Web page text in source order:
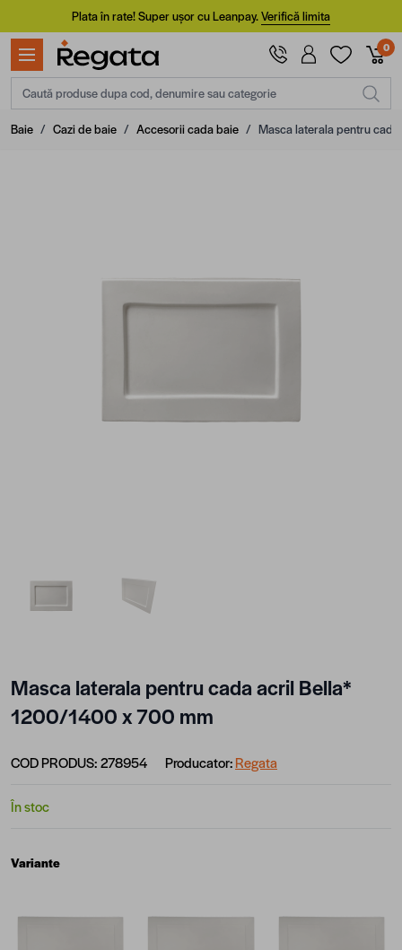
Mergi la ConținutPlata în rate! Super ușor cu Leanpay.Verifică limita
0
Caută produse dupa cod, denumire sau categorie
Baie / Cazi de baie / Accesorii cada baie / Masca laterala pentru
Masca laterala pentru cada acril Bella*
1200/1400 x 700 mm
COD PRODUS:278954 Producator:Regata
În stoc
Variante